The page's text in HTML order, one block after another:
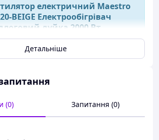
електричний Maestro
BEIGE Електрообігрівач
дуйка 2000 Вт
пишіть у будь-який час, наш
радістю відповість на всі Ваші
1-3 днів, всі товари перед
уважно перевіряються,
Детальніше
(0) Запитання (0)